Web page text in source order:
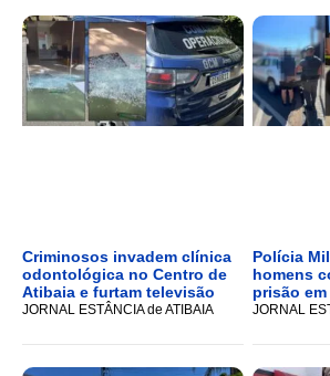
Criminosos invadem clínica
odontológica no Centro de
Atibaia e furtam televisão
JORNAL ESTÂNCIA de ATIBAIA
Polícia
homens
prisão
JORNAL